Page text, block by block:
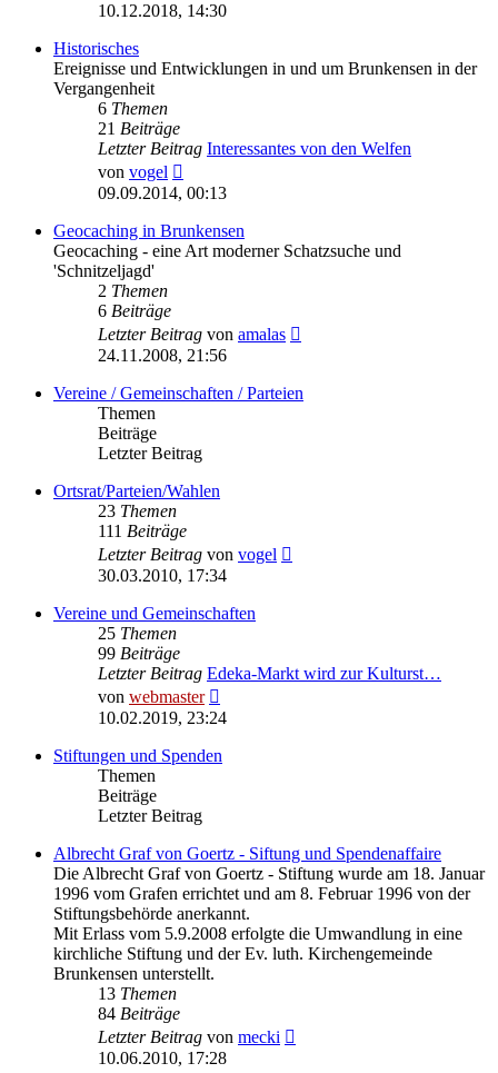
Beitrag
10.12.2018, 14:30
Historisches
Ereignisse und Entwicklungen in und um Brunkensen in der
Vergangenheit
6 Themen
21 Beiträge
Letzter Beitrag Interessantes von den Welfen
von vogel
Beitrag
09.09.2014, 00:13
Geocaching in Brunkensen
Geocaching - eine Art moderner Schatzsuche und
'Schnitzeljagd'
2 Themen
6 Beiträge
Letzter Beitrag von amalas
24.11.2008, 21:56
Vereine / Gemeinschaften / Parteien
Themen
Beiträge
Letzter Beitrag
Ortsrat/Parteien/Wahlen
23 Themen
111 Beiträge
Letzter Beitrag von vogel
30.03.2010, 17:34
Vereine und Gemeinschaften
25 Themen
99 Beiträge
Letzter Beitrag Edeka-Markt wird zur Kulturst…
von webmaster
Beitrag
10.02.2019, 23:24
Stiftungen und Spenden
Themen
Beiträge
Letzter Beitrag
Albrecht Graf von Goertz - Siftung und Spendenaffaire
Die Albrecht Graf von Goertz - Stiftung wurde am 18. Januar
1996 vom Grafen errichtet und am 8. Februar 1996 von der
Stiftungsbehörde anerkannt.
Mit Erlass vom 5.9.2008 erfolgte die Umwandlung in eine
kirchliche Stiftung und der Ev. luth. Kirchengemeinde
Brunkensen unterstellt.
13 Themen
84 Beiträge
Letzter Beitrag von mecki
10.06.2010, 17:28